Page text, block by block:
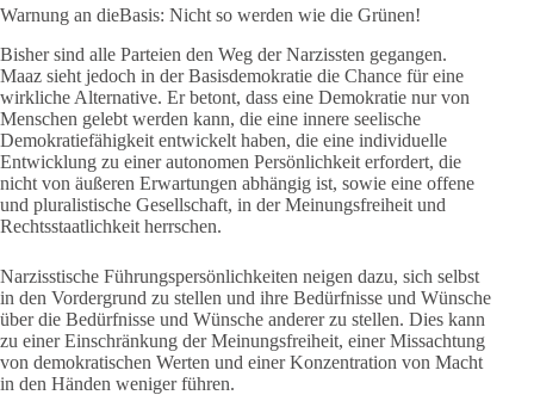
Warnung an dieBasis: Nicht so werden wie die Grünen!
Bisher sind alle Parteien den Weg der Narzissten gegangen.
Maaz sieht jedoch in der Basisdemokratie die Chance für eine
wirkliche Alternative. Er betont, dass eine Demokratie nur von
Menschen gelebt werden kann, die eine innere seelische
Demokratiefähigkeit entwickelt haben, die eine individuelle
Entwicklung zu einer autonomen Persönlichkeit erfordert, die
nicht von äußeren Erwartungen abhängig ist, sowie eine offene
und pluralistische Gesellschaft, in der Meinungsfreiheit und
Rechtsstaatlichkeit herrschen.
Narzisstische Führungspersönlichkeiten neigen dazu, sich selbst
in den Vordergrund zu stellen und ihre Bedürfnisse und Wünsche
über die Bedürfnisse und Wünsche anderer zu stellen. Dies kann
zu einer Einschränkung der Meinungsfreiheit, einer Missachtung
von demokratischen Werten und einer Konzentration von Macht
in den Händen weniger führen.